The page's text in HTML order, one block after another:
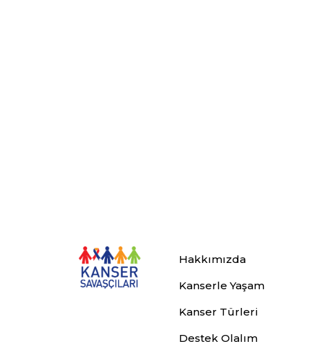
Hakkımızda
Kanserle Yaşam
Kanser Türleri
Destek Olalım